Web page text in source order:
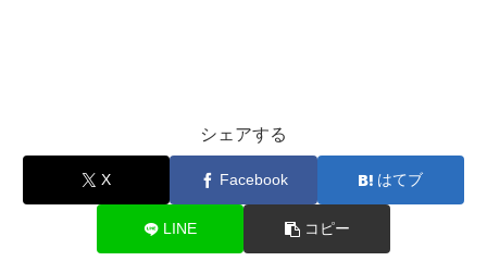
シェアする
X Facebook はてブ
LINE コピー